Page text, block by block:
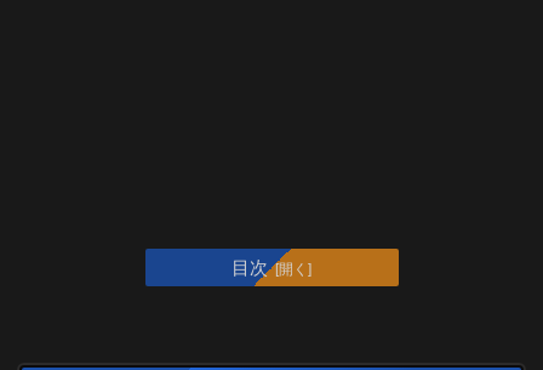
目次